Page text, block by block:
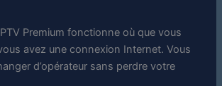
Premium fonctionne où que vous
avez une connexion Internet. Vous
d’opérateur sans perdre votre